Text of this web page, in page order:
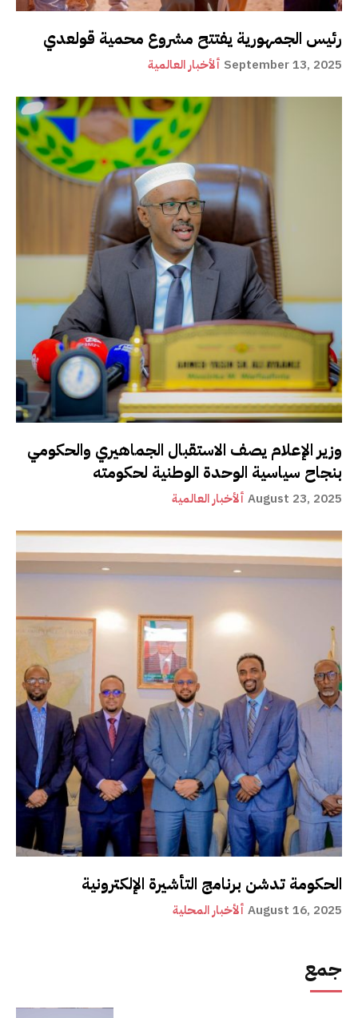
رئيس الجمهورية يفتتح مشروع محمية قولعدي
ألأخبار العالمية September 13, 2025
وزير الإعلام يصف الاستقبال الجماهيري والحكومي
بنجاح سياسية الوحدة الوطنية لحكومته
ألأخبار العالمية August 23, 2025
الحكومة تدشن برنامج التأشيرة الإلكترونية
ألأخبار المحلية August 16, 2025
جمع